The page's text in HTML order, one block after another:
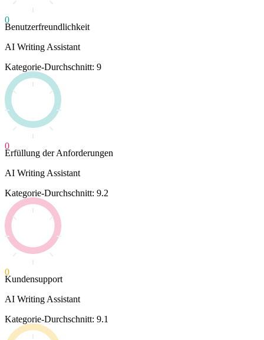
0
Benutzerfreundlichkeit
AI Writing Assistant
Kategorie-Durchschnitt: 9
0
Erfüllung der Anforderungen
AI Writing Assistant
Kategorie-Durchschnitt: 9.2
0
Kundensupport
AI Writing Assistant
Kategorie-Durchschnitt: 9.1